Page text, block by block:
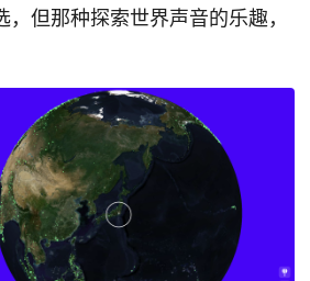
但那种探索世界声音的乐趣，